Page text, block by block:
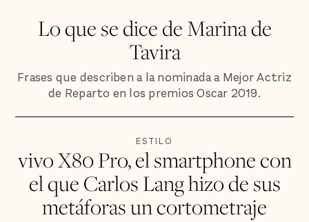
Lo que se dice de Marina de
Tavira
Frases que describen a la nominada a Mejor Actriz
de Reparto en los premios Oscar 2019.
ESTILO
vivo X80 Pro, el smartphone con
el que Carlos Lang hizo de sus
metáforas un cortometraje